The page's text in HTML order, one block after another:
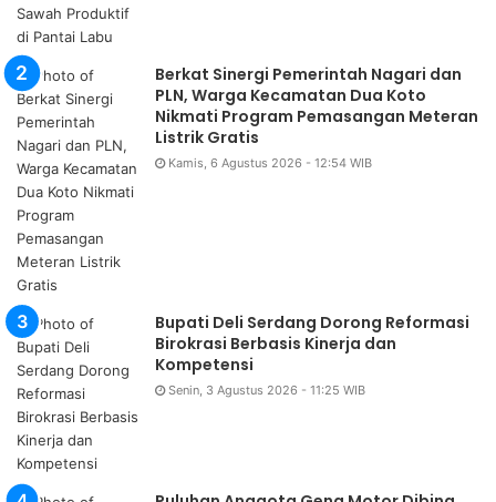
Berkat Sinergi Pemerintah Nagari dan
PLN, Warga Kecamatan Dua Koto
Nikmati Program Pemasangan Meteran
Listrik Gratis
Kamis, 6 Agustus 2026 - 12:54 WIB
Bupati Deli Serdang Dorong Reformasi
Birokrasi Berbasis Kinerja dan
Kompetensi
Senin, 3 Agustus 2026 - 11:25 WIB